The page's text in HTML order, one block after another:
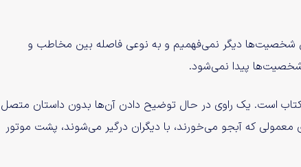
شخصیت‌ها دیگر نمی‌فهمیم و به نوعی فاصله بین مخاطب و
پیدا نمی‌شود.
است. یک راوی در حال توضیح دادن آن‌ها بدون داستان متصل
معمولی که آبجو می‌خورند، با دیگران درگیر می‌شوند، پشت موتور